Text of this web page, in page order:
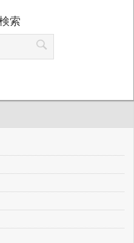
索